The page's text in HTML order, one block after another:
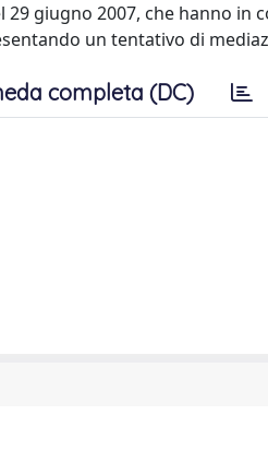
giugno 2007, che hanno in
un tentativo di
completa (DC)